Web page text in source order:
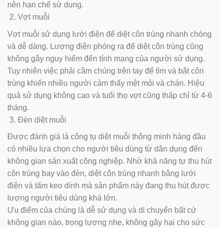
nên hạn chế sử dụng.
Vợt muỗi
Vợt muỗi sử dụng lưới điện để diệt côn trùng nhanh chóng
và dễ dàng. Lượng điện phóng ra để diệt côn trùng cũng
không gây nguy hiểm đến tính mạng của người sử dụng.
Tuy nhiên việc phải cầm chúng trên tay để tìm và bắt côn
trùng khiến nhiều người cảm thấy mệt mỏi và chán. Hiệu
quả sử dụng không cao và tuổi thọ vợt cũng thấp chỉ từ 4-6
tháng.
Đèn diệt muỗi
Được đánh giá là công tụ diệt muỗi thông minh hàng đầu
có nhiều lựa chọn cho người tiêu dùng từ dân dụng đến
không gian sản xuất công nghiệp. Nhờ khả năng tự thu hút
côn trùng bay vào đèn, diệt côn trùng nhanh bằng lưới
điện và tấm keo dính mà sản phẩm này đang thu hút được
lượng người tiêu dùng khá lớn.
Ưu điểm của chúng là dễ sử dụng và di chuyển bất cứ
không gian nào, trọng lượng nhẹ, không gây hại cho sức